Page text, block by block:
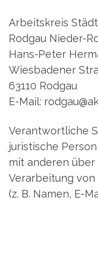
Arbeitskreis
Rodgau Nieder-
Hans-Peter
Wiesbadener
63110 Rodgau
E-Mail:
Verantwortliche
juristische
mit anderen
Verarbeitung
(z. B. Namen, E-